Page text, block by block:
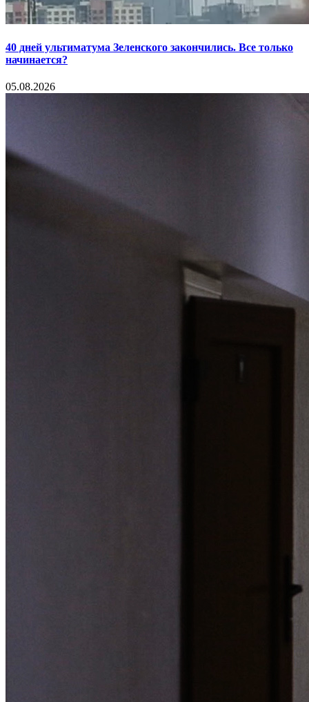
40 дней ультиматума Зеленского закончились. Все только
начинается?
05.08.2026